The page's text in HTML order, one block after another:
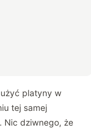
platyny w
tej samej
Nic dziwnego, że